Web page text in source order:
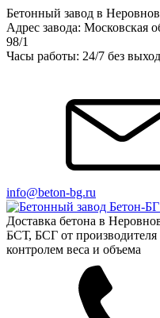
Бетонный завод в
Адрес завода: Московская
98/1
Часы работы: 24/7 без
info@beton-bg.ru
Доставка бетона в
БСТ, БСГ от
контролем веса и объема